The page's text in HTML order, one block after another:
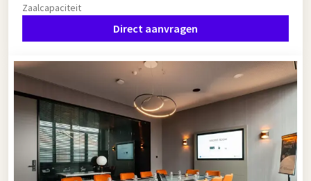
Zaalcapaciteit
Direct aanvragen